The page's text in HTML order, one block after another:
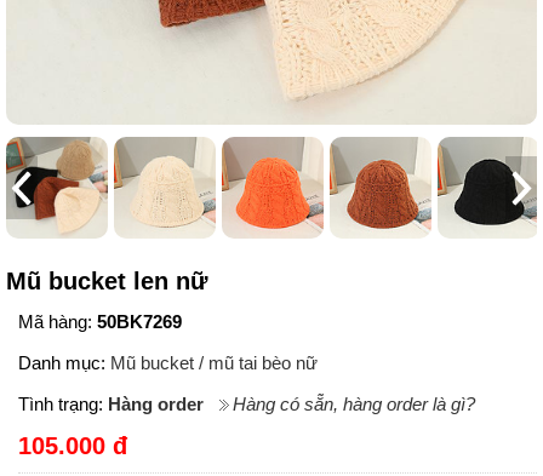
Mũ bucket len nữ
Mã hàng: 50BK7269
Danh mục: Mũ bucket / mũ tai bèo nữ
Tình trạng: Hàng order Hàng có sẵn, hàng order là gì?
105.000 đ